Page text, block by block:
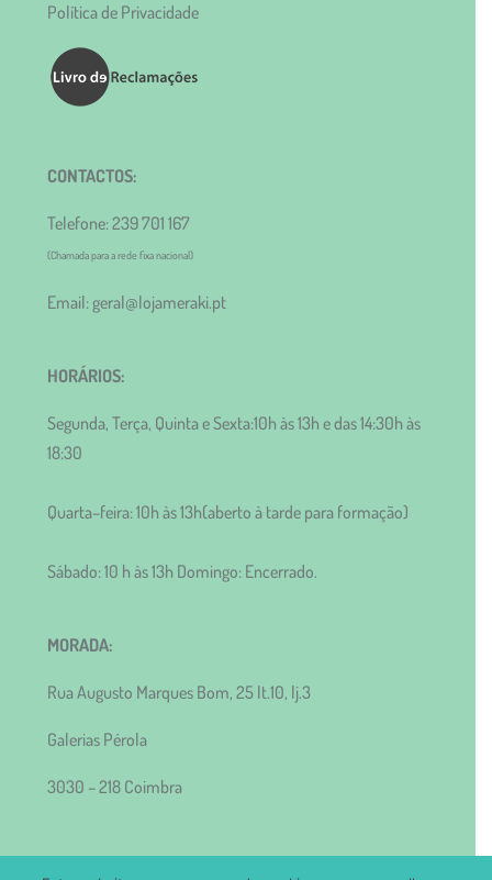
Política de Privacidade
CONTACTOS:
Telefone: 239 701 167
(Chamada para a rede fixa nacional)
Email: geral@lojameraki.pt
HORÁRIOS:
Segunda, Terça, Quinta e Sexta:10h às 13h e das 14:30h às
18:30
Quarta–feira: 10h às 13h(aberto à tarde para formação)
Sábado: 10 h às 13h Domingo: Encerrado.
MORADA:
Rua Augusto Marques Bom, 25 lt.10, lj.3
Galerias Pérola
3030 – 218 Coimbra